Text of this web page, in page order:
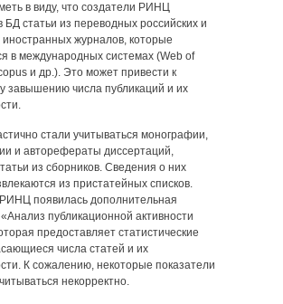
в виду, что создатели РИНЦ
БД статьи из переводных российских и
иностранных журналов, которые
в международных системах (Web of
и др.). Это может привести к
завышению числа публикаций и их
стали учитываться монографии,
и авторефераты диссертаций,
из сборников. Сведения о них
из пристатейных списков.
РИНЦ появилась дополнительная
публикационной активности
предоставляет статистические
числа статей и их
К сожалению, некоторые показатели
некорректно.